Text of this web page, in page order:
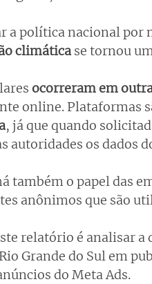
a política nacional por
climática se tornou
ocorreram em
online. Plataformas
, já que quando
autoridades os dados
também o papel das
anônimos que são
relatório é analisar
Grande do Sul em
do Meta Ads.